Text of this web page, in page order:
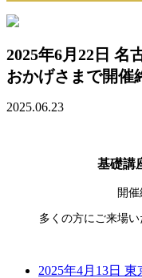
2025年6月22日 名
おかげさまで開催
2025.06.23
基礎講
開催
多くの方にご来場
2025年4月13日